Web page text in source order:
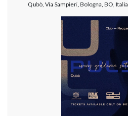
Qubò, Via Sampieri, Bologna, BO, Italia